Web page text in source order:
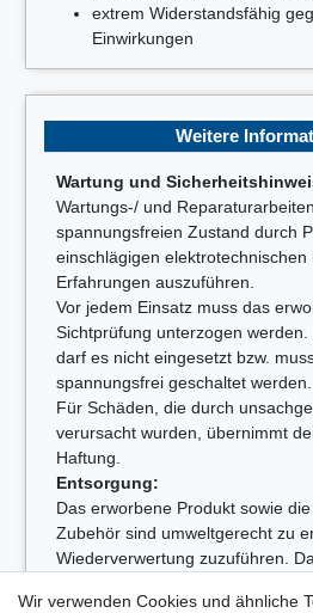
extrem Widerstandsfähig
Einwirkungen
Weitere
Wartung und
Wartungs-/ und
spannungsfreien Zustand durch
einschlägigen elektrotechnischen
Erfahrungen auszuführen.
Vor jedem Einsatz muss das
Sichtprüfung unterzogen
darf es nicht eingesetzt bzw.
spannungsfrei geschaltet werden.
Für Schäden, die durch
verursacht wurden, übernimmt
Haftung.
Entsorgung:
Das erworbene Produkt sowie
Zubehör sind umweltgerecht zu
Wiederverwertung zuzuführen.
Wir verwenden Cookies und ähnliche